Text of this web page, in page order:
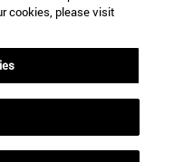
cookies, please visit